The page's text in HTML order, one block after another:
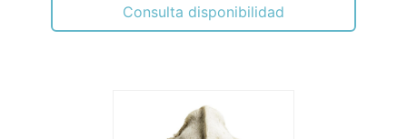
Consulta disponibilidad